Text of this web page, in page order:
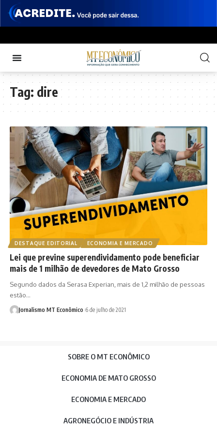
Tag: dire
DESTAQUE EDITORIAL ECONOMIA E MERCADO
Lei que previne superendividamento pode beneficiar
mais de 1 milhão de devedores de Mato Grosso
Segundo dados da Serasa Experian, mais de 1,2 milhão de pessoas
estão…
Jornalismo MT Econômico 6 de julho de 2021
SOBRE O MT ECONÔMICO
ECONOMIA DE MATO GROSSO
ECONOMIA E MERCADO
AGRONEGÓCIO E INDÚSTRIA